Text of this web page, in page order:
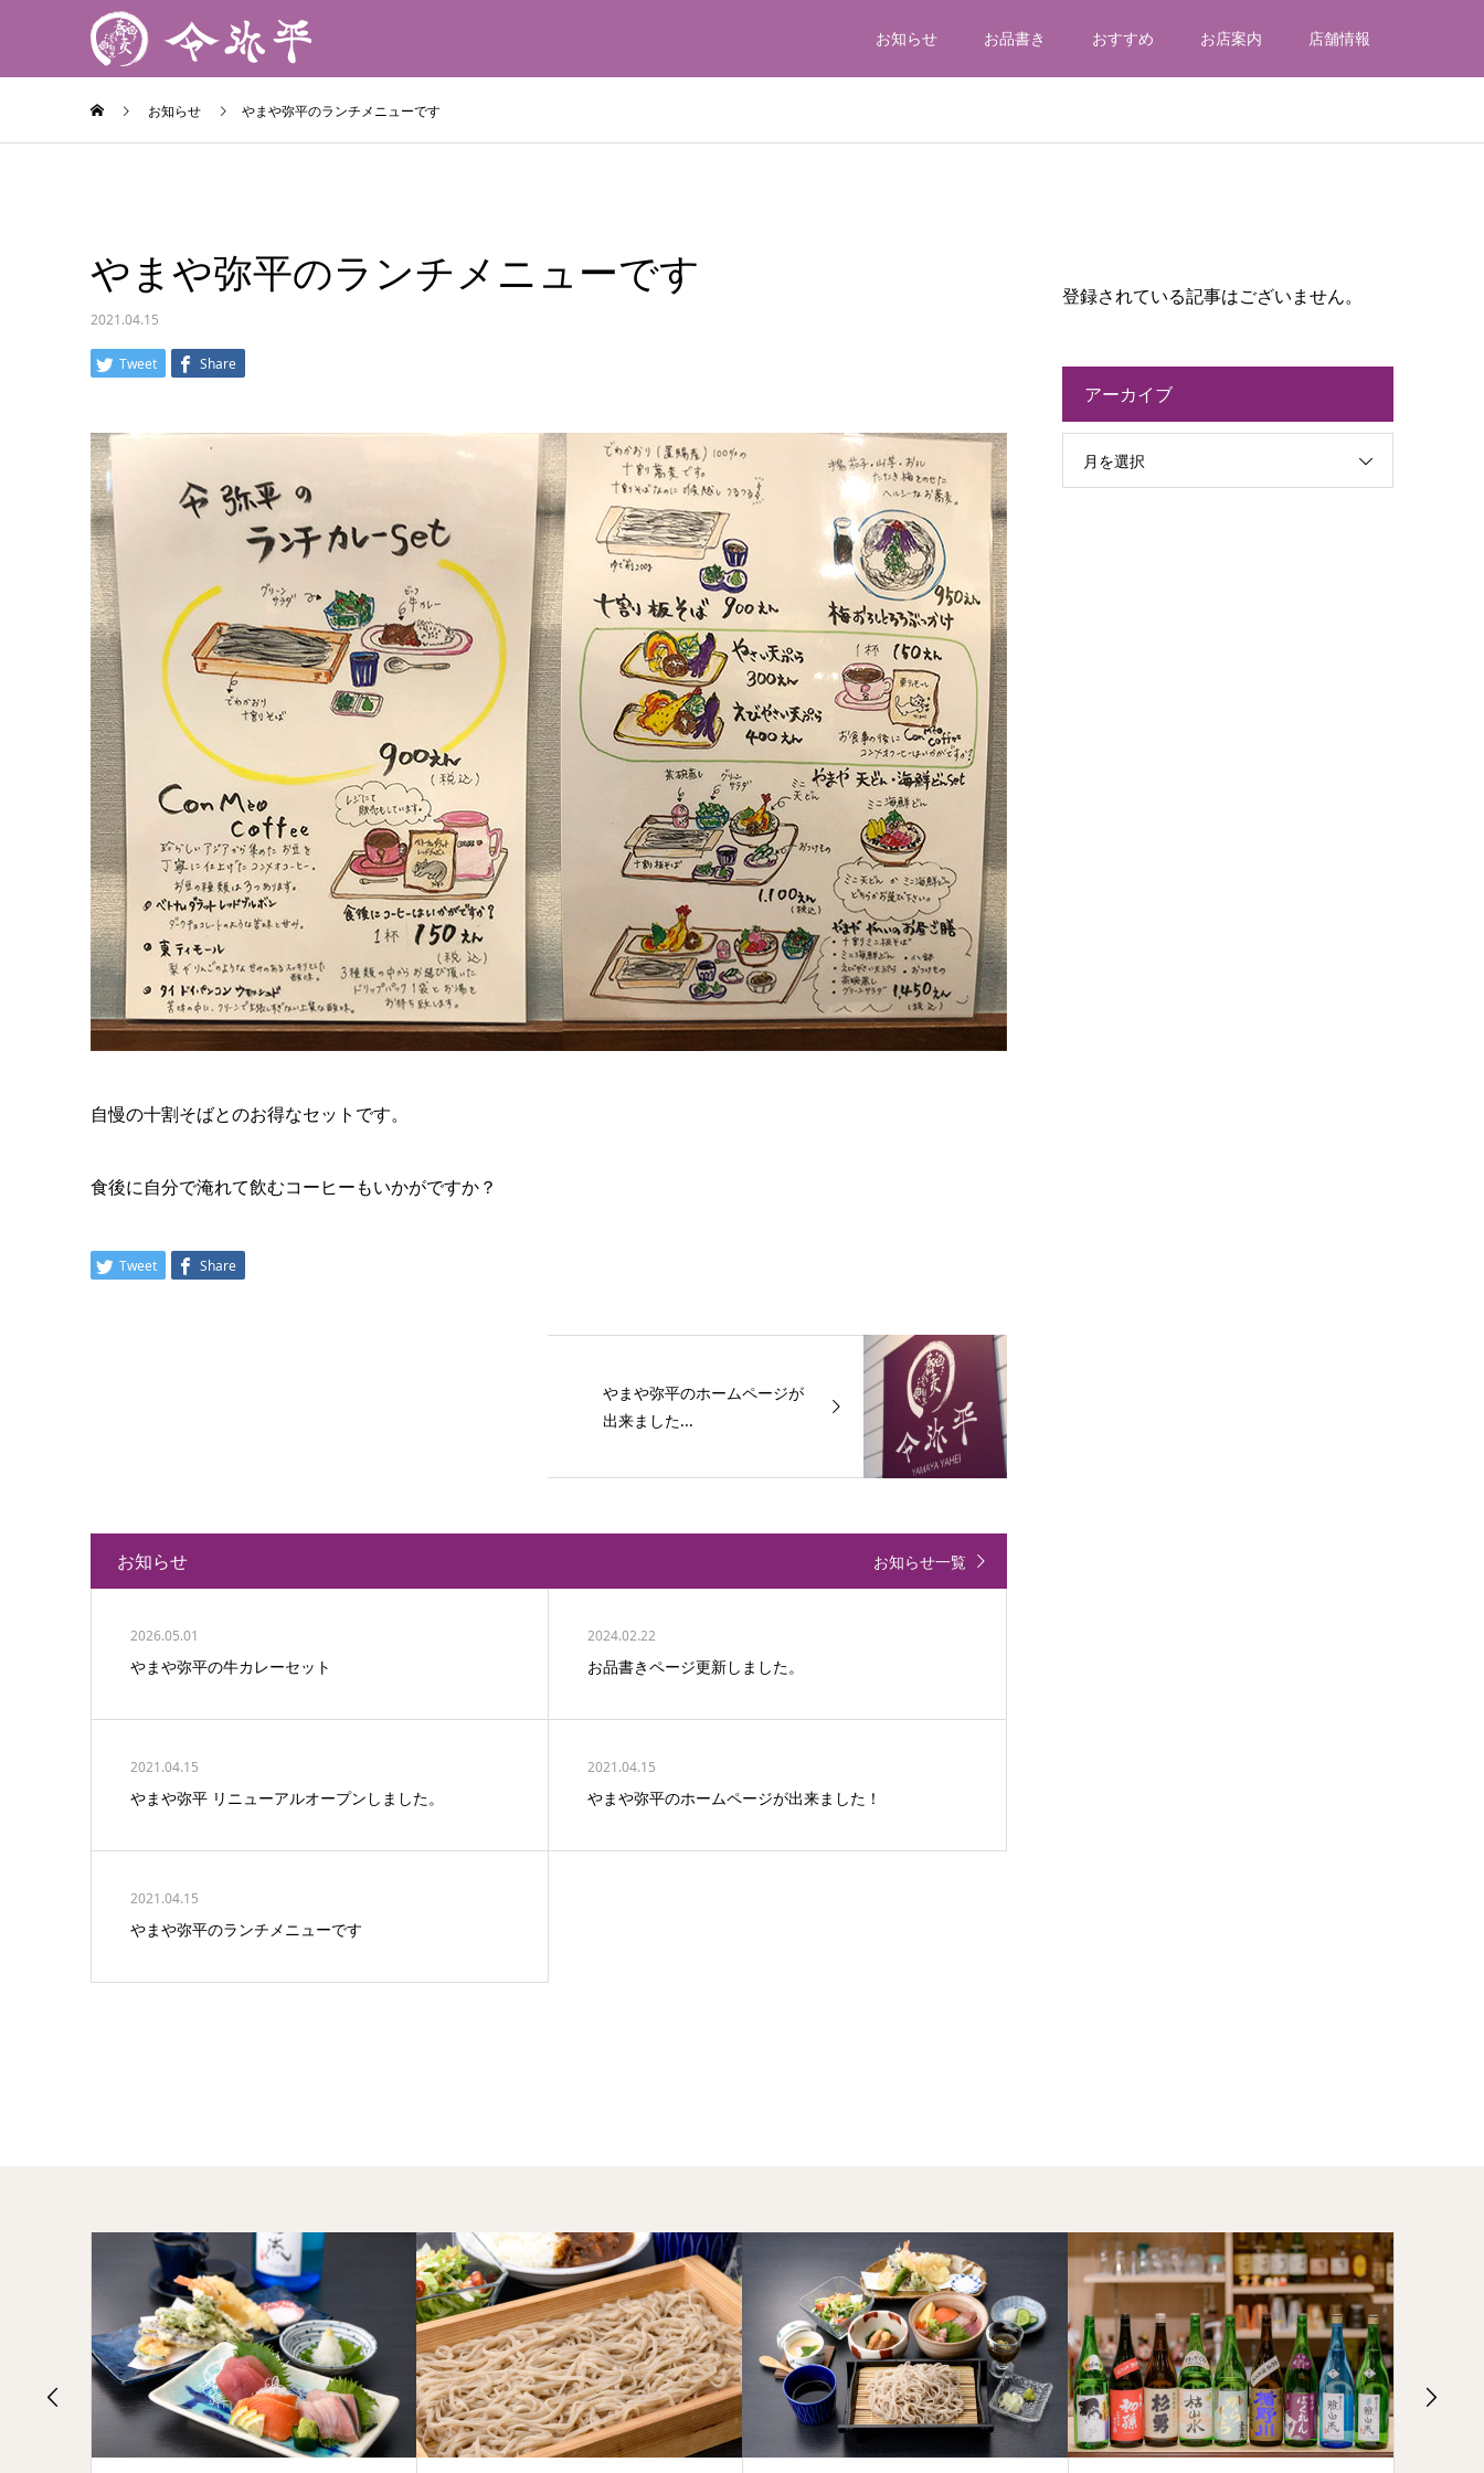
お知らせ お品書き おすすめ お店案内 店舗情報
お知らせ やまや弥平のランチメニューです
やまや弥平のランチメニューです
2021.04.15
Tweet Share
自慢の十割そばとのお得なセットです。
食後に自分で淹れて飲むコーヒーもいかがですか？
Tweet Share
やまや弥平のホームページが
出来ました...
お知らせ お知らせ一覧
2026.05.01
やまや弥平の牛カレーセット
2024.02.22
お品書きページ更新しました。
2021.04.15
やまや弥平 リニューアルオープンしました。
2021.04.15
やまや弥平のホームページが出来ました！
2021.04.15
やまや弥平のランチメニューです
登録されている記事はございません。
アーカイブ
月を選択